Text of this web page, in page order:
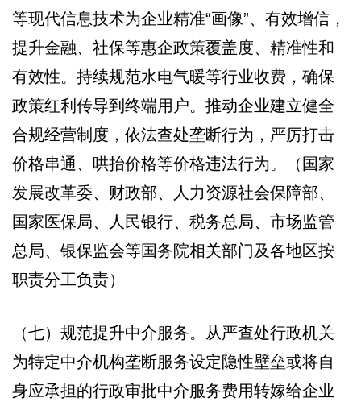
等现代信息技术为企业精准“画像”、有效增信，
提升金融、社保等惠企政策覆盖度、精准性和
有效性。持续规范水电气暖等行业收费，确保
政策红利传导到终端用户。推动企业建立健全
合规经营制度，依法查处垄断行为，严厉打击
价格串通、哄抬价格等价格违法行为。（国家
发展改革委、财政部、人力资源社会保障部、
国家医保局、人民银行、税务总局、市场监管
总局、银保监会等国务院相关部门及各地区按
职责分工负责）
（七）规范提升中介服务。从严查处行政机关
为特定中介机构垄断服务设定隐性壁垒或将自
身应承担的行政审批中介服务费用转嫁给企业